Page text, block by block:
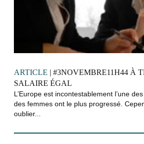
ARTICLE | #3NOVEMBRE11H44 À
SALAIRE ÉGAL
L’Europe est incontestablement l’une
des femmes ont le plus progressé.
oublier...